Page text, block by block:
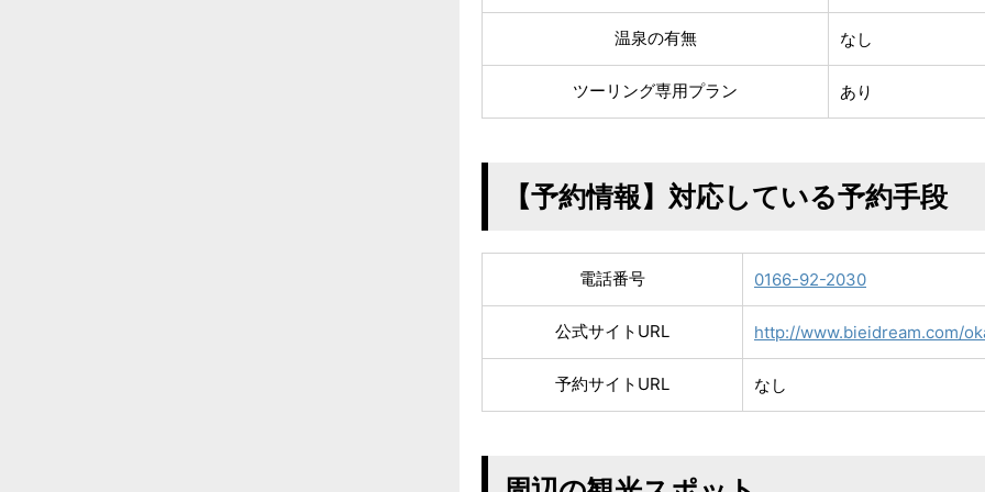
温泉の有無 なし
ツーリング専用プラン あり
【予約情報】対応している予約手段
電話番号 0166-92-2030
公式サイトURL http://www.bieidream.com/
予約サイトURL なし